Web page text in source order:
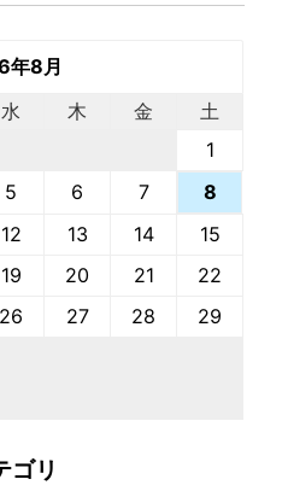
年8月
水 木 金 土
1
5 6 7
8
12 13 14
15
19 20 21
22
26 27 28
29
ゴリ